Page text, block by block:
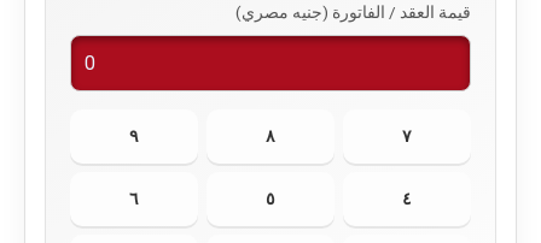
قيمة العقد / الفاتورة (جنيه مصري)
٧ ٨ ٩
٤ ٥ ٦